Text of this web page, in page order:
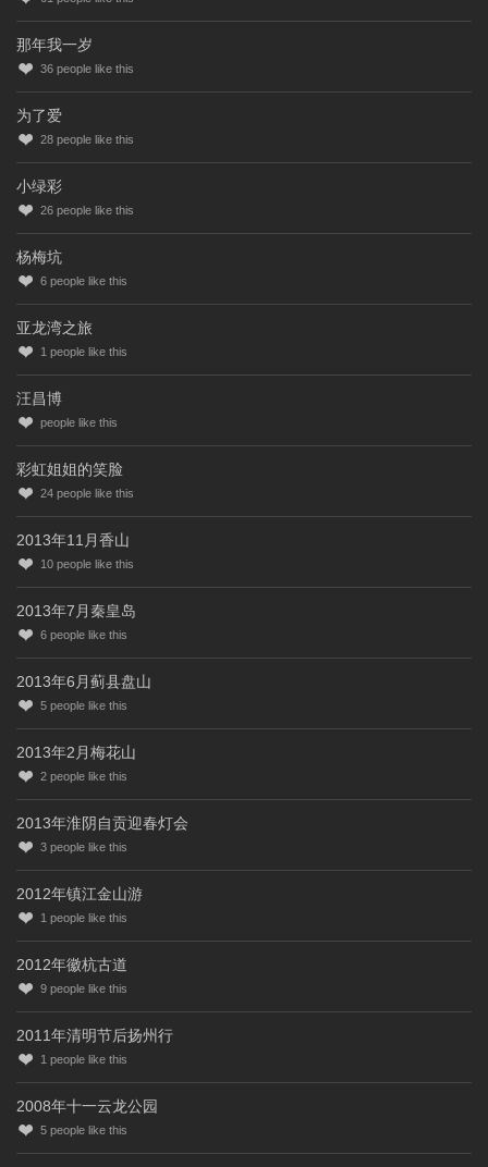
那年我一岁
36 people like this
为了爱
28 people like this
小绿彩
26 people like this
杨梅坑
6 people like this
亚龙湾之旅
1 people like this
汪昌博
people like this
彩虹姐姐的笑脸
24 people like this
2013年11月香山
10 people like this
2013年7月秦皇岛
6 people like this
2013年6月蓟县盘山
5 people like this
2013年2月梅花山
2 people like this
2013年淮阴自贡迎春灯会
3 people like this
2012年镇江金山游
1 people like this
2012年徽杭古道
9 people like this
2011年清明节后扬州行
1 people like this
2008年十一云龙公园
5 people like this